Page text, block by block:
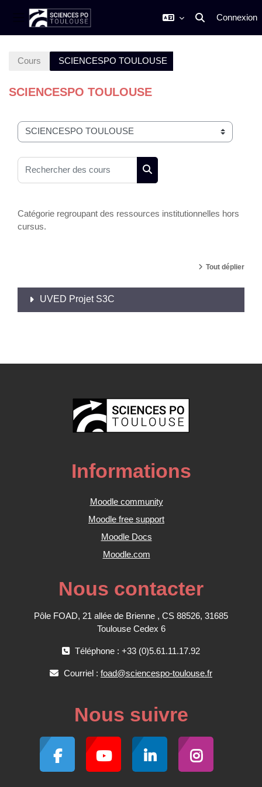
Panneau latéral Activer/
Connexion
Cours SCIENCESPO TOULOUSE
SCIENCESPO TOULOUSE
Catégories de cours
Rechercher des cours
Rechercher des cours
Catégorie regroupant des ressources institutionnelles hors
cursus.
Tout déplier
UVED Projet S3C
Informations
Moodle community
Moodle free support
Moodle Docs
Moodle.com
Nous contacter
Pôle FOAD, 21 allée de Brienne , CS 88526, 31685
Toulouse Cedex 6
Téléphone : +33 (0)5.61.11.17.92
Courriel : foad@sciencespo-toulouse.fr
Nous suivre